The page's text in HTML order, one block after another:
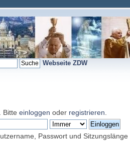
Webseite ZDW
. Bitte einloggen oder registrieren
Passwort und Sitzungslänge